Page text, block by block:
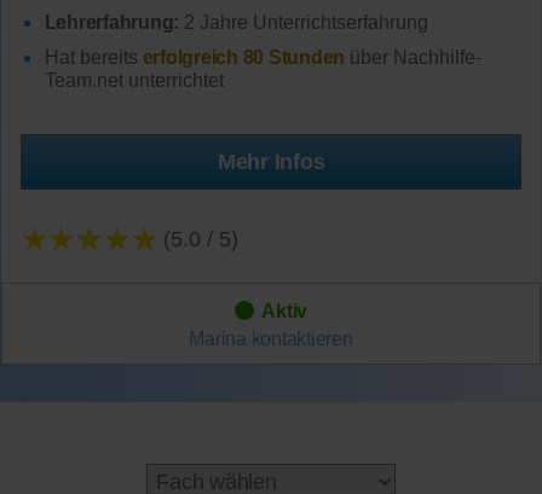
Lehrerfahrung: 2 Jahre Unterrichtserfahrung
Hat bereits erfolgreich 80 Stunden über Nachhilfe-
Team.net unterrichtet
Mehr Infos
★★★★★ (5.0 / 5)
Aktiv
Marina kontaktieren